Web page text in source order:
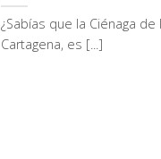
¿Sabías que la Ciénaga
Cartagena, es [...]